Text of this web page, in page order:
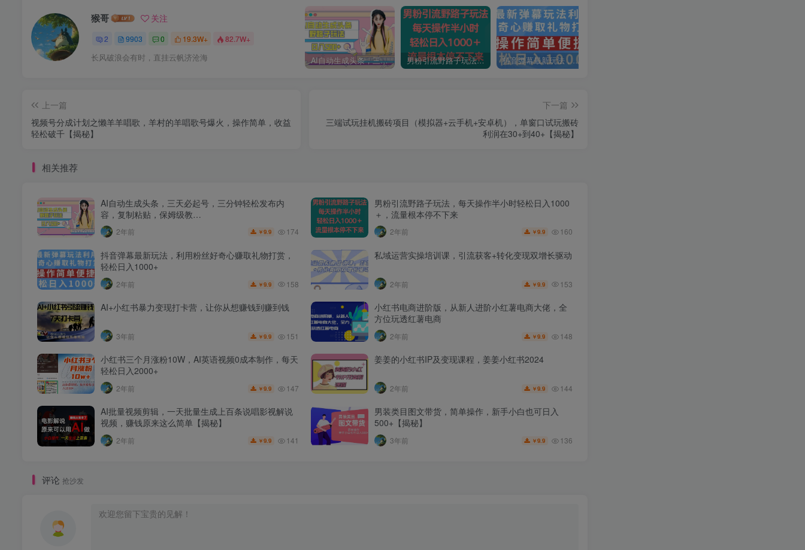
猴哥 关注
2 9903 0 19.3W+ 82.7W+
长风破浪会有时，直挂云帆济沧海 AI自动生成头条，三天必起号，三分钟轻松发布内容，复制粘贴，保姆级教… 男粉引流野路子玩法，每天操作半小时轻松日入1000＋，流量根本停不下来 抖音弹幕最新玩法，利用粉丝好奇心赚取礼物打赏，轻松日入1000+
上一篇
视频号分成计划之懒羊羊唱歌，羊村的羊唱歌号爆火，操作简单，收益
轻松破千【揭秘】
下一篇
三端试玩挂机搬砖项目（模拟器+云手机+安卓机），单窗口试玩搬砖
利润在30+到40+【揭秘】
相关推荐
AI自动生成头条，三天必起号，三分钟轻松发布内
容，复制粘贴，保姆级教…
2年前 ￥9.9 174
男粉引流野路子玩法，每天操作半小时轻松日入1000
＋，流量根本停不下来
2年前 ￥9.9 160
抖音弹幕最新玩法，利用粉丝好奇心赚取礼物打赏，
轻松日入1000+
2年前 ￥9.9 158
私域运营实操培训课，引流获客+转化变现双增长驱动
2年前 ￥9.9 153
AI+小红书暴力变现打卡营，让你从想赚钱到赚到钱
3年前 ￥9.9 151
小红书电商进阶版，从新人进阶小红薯电商大佬，全
方位玩透红薯电商
2年前 ￥9.9 148
小红书三个月涨粉10W，AI英语视频0成本制作，每天
轻松日入2000+
2年前 ￥9.9 147
姜姜的小红书IP及变现课程，姜姜小红书2024
2年前 ￥9.9 144
AI批量视频剪辑，一天批量生成上百条说唱影视解说
视频，赚钱原来这么简单【揭秘】
2年前 ￥9.9 141
男装类目图文带货，简单操作，新手小白也可日入
500+【揭秘】
3年前 ￥9.9 136
评论 抢沙发